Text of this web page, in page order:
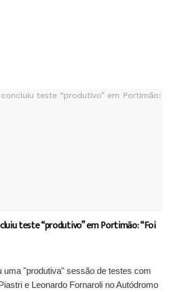
teste “produtivo” em Portimão: “Foi
uma "produtiva" sessão de testes com
e Leonardo Fornaroli no Autódromo